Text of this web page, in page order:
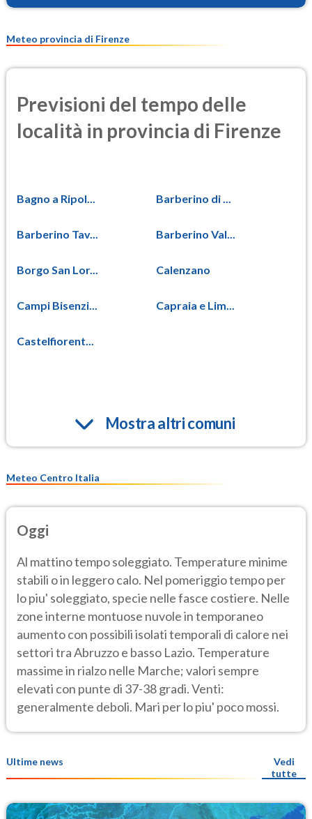
PM25
Meteo provincia di Firenze
Previsioni del tempo delle
località in provincia di Firenze
Bagno a Ripol... Barberino di ...
Barberino Tav... Barberino Val...
Borgo San Lor... Calenzano
Campi Bisenzi... Capraia e Lim...
Castelfiorent...
Mostra altri comuni
Meteo Centro Italia
Oggi
Al mattino tempo soleggiato. Temperature minime
stabili o in leggero calo. Nel pomeriggio tempo per
lo piu' soleggiato, specie nelle fasce costiere. Nelle
zone interne montuose nuvole in temporaneo
aumento con possibili isolati temporali di calore nei
settori tra Abruzzo e basso Lazio. Temperature
massime in rialzo nelle Marche; valori sempre
elevati con punte di 37-38 gradi. Venti:
generalmente deboli. Mari per lo piu' poco mossi.
Ultime news
Vedi
tutte